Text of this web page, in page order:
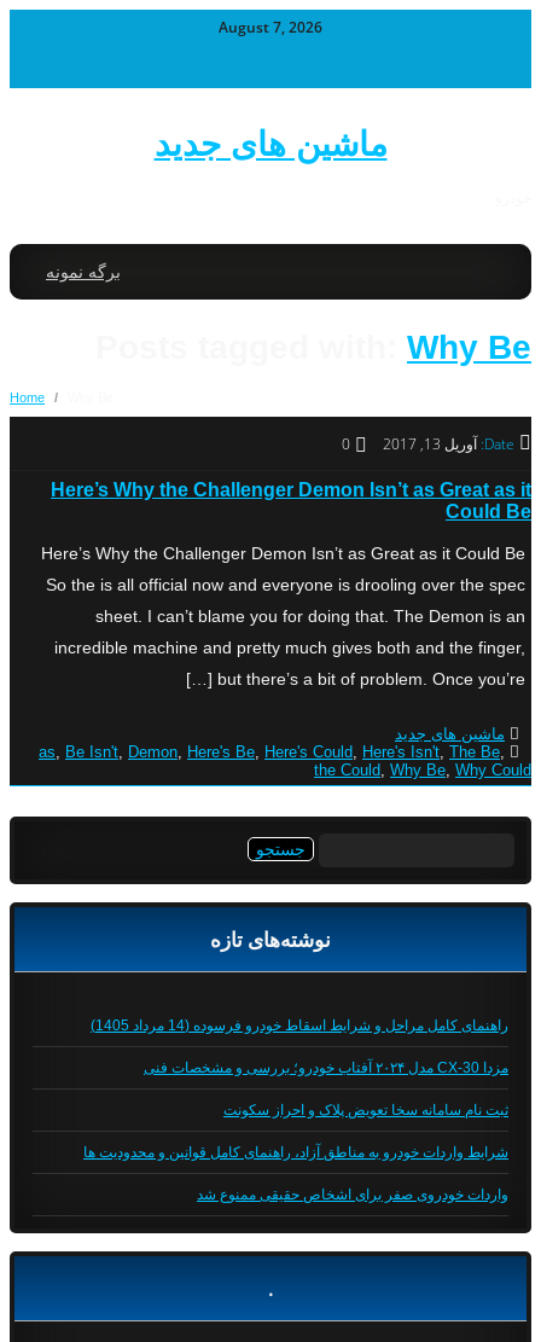
August 7, 2026
ماشین های جدید
برگه نمونه
Why Be
Home /
Date: آوریل 13, 2017 0
Here’s Why the Challenger Demon Isn’t as Great as it
Could Be
Here’s Why the Challenger Demon Isn’t as Great as it Could Be
So the is all official now and everyone is drooling over the spec
sheet. I can’t blame you for doing that. The Demon is an
incredible machine and pretty much gives both and the finger,
but there’s a bit of problem. Once you’re […]
ماشین های جدید
as, Be Isn't, Demon, Here's Be, Here's Could, Here's Isn't, The Be,
the Could, Why Be, Why Could
نوشته‌های تازه
راهنمای کامل مراحل و شرایط اسقاط خودرو فرسوده (14 مرداد 1405)
مزدا CX-30 مدل ۲۰۲۴ آفتاب خودرو؛ بررسی و مشخصات فنی
ثبت نام سامانه سخا تعویض پلاک و احراز سکونت
شرایط واردات خودرو به مناطق آزاد، راهنمای کامل قوانین و محدودیت ها
واردات خودروی صفر برای اشخاص حقیقی ممنوع شد
.